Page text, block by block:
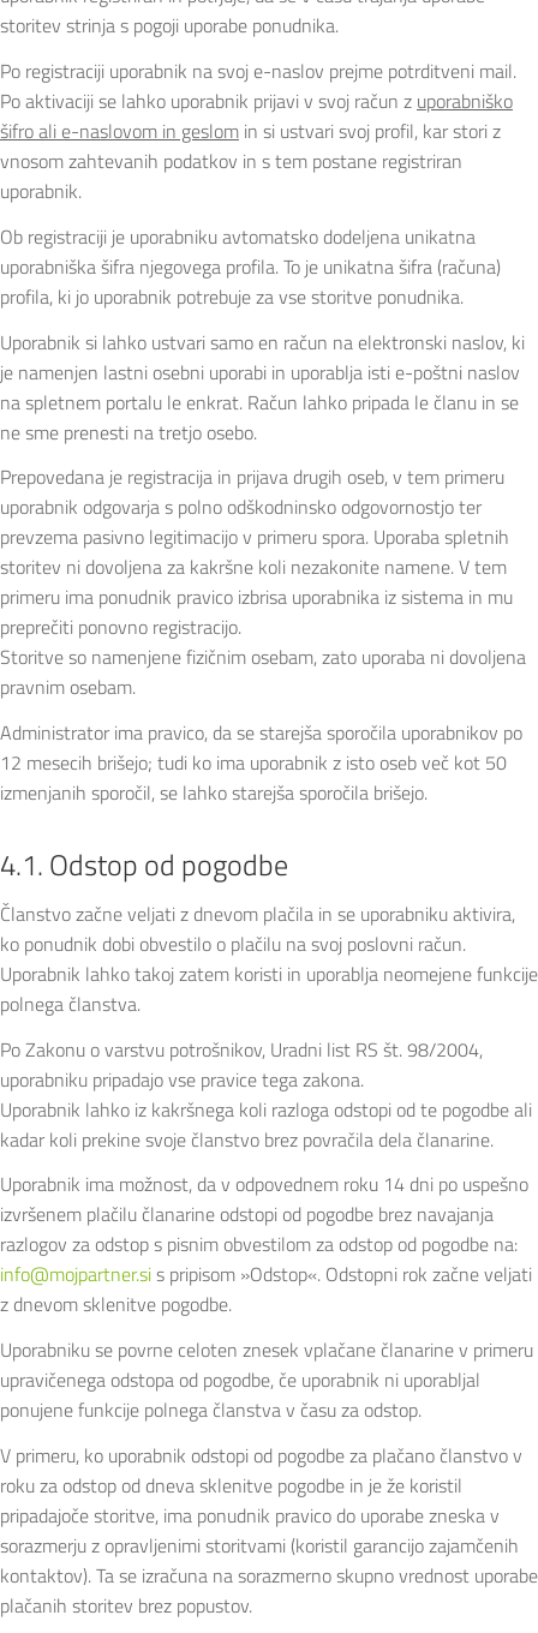
storitev strinja s pogoji uporabe ponudnika.
Po registraciji uporabnik na svoj e-naslov prejme potrditveni mail.
Po aktivaciji se lahko uporabnik prijavi v svoj račun z uporabniško
šifro ali e-naslovom in geslom in si ustvari svoj profil, kar stori z
vnosom zahtevanih podatkov in s tem postane registriran
uporabnik.
Ob registraciji je uporabniku avtomatsko dodeljena unikatna
uporabniška šifra njegovega profila. To je unikatna šifra (računa)
profila, ki jo uporabnik potrebuje za vse storitve ponudnika.
Uporabnik si lahko ustvari samo en račun na elektronski naslov, ki
je namenjen lastni osebni uporabi in uporablja isti e-poštni naslov
na spletnem portalu le enkrat. Račun lahko pripada le članu in se
ne sme prenesti na tretjo osebo.
Prepovedana je registracija in prijava drugih oseb, v tem primeru
uporabnik odgovarja s polno odškodninsko odgovornostjo ter
prevzema pasivno legitimacijo v primeru spora. Uporaba spletnih
storitev ni dovoljena za kakršne koli nezakonite namene. V tem
primeru ima ponudnik pravico izbrisa uporabnika iz sistema in mu
preprečiti ponovno registracijo.
Storitve so namenjene fizičnim osebam, zato uporaba ni dovoljena
pravnim osebam.
Administrator ima pravico, da se starejša sporočila uporabnikov po
12 mesecih brišejo; tudi ko ima uporabnik z isto oseb več kot 50
izmenjanih sporočil, se lahko starejša sporočila brišejo.
4.1. Odstop od pogodbe
Članstvo začne veljati z dnevom plačila in se uporabniku aktivira,
ko ponudnik dobi obvestilo o plačilu na svoj poslovni račun.
Uporabnik lahko takoj zatem koristi in uporablja neomejene funkcije
polnega članstva.
Po Zakonu o varstvu potrošnikov, Uradni list RS št. 98/2004,
uporabniku pripadajo vse pravice tega zakona.
Uporabnik lahko iz kakršnega koli razloga odstopi od te pogodbe ali
kadar koli prekine svoje članstvo brez povračila dela članarine.
Uporabnik ima možnost, da v odpovednem roku 14 dni po uspešno
izvršenem plačilu članarine odstopi od pogodbe brez navajanja
razlogov za odstop s pisnim obvestilom za odstop od pogodbe na:
info@mojpartner.sis pripisom »Odstop«. Odstopni rok začne veljati
z dnevom sklenitve pogodbe.
Uporabniku se povrne celoten znesek vplačane članarine v primeru
upravičenega odstopa od pogodbe, če uporabnik ni uporabljal
ponujene funkcije polnega članstva v času za odstop.
V primeru, ko uporabnik odstopi od pogodbe za plačano članstvo v
roku za odstop od dneva sklenitve pogodbe in je že koristil
pripadajoče storitve, ima ponudnik pravico do uporabe zneska v
sorazmerju z opravljenimi storitvami (koristil garancijo zajamčenih
kontaktov). Ta se izračuna na sorazmerno skupno vrednost uporabe
plačanih storitev brez popustov.